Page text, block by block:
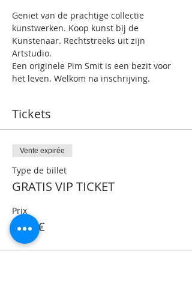
Geniet van de prachtige collectie
kunstwerken. Koop kunst bij de
Kunstenaar. Rechtstreeks uit zijn
Artstudio.
Een originele Pim Smit is een bezit voor
het leven. Welkom na inschrijving.
Tickets
Vente expirée
Type de billet
GRATIS VIP TICKET
Prix
0,00 €